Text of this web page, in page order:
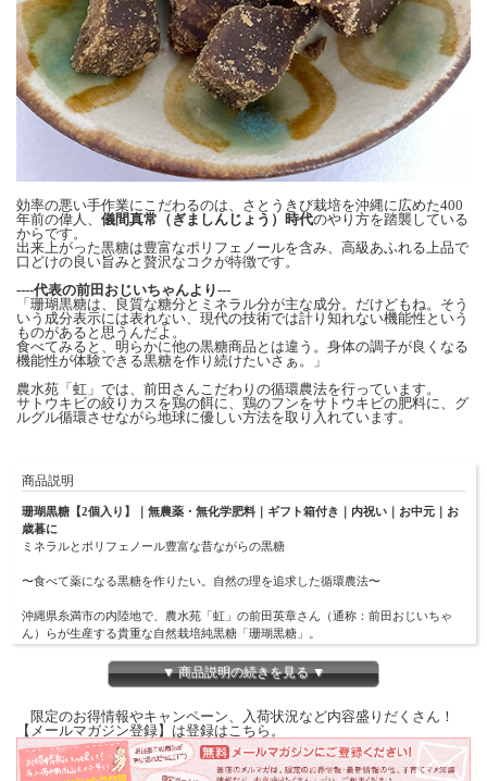
効率の悪い手作業にこだわるのは、さとうきび栽培を沖縄に広めた400
年前の偉人、 儀間真常（ぎましんじょう）時代のやり方を踏襲している
からです。
出来上がった黒糖は豊富なポリフェノールを含み、高級あふれる上品で
口どけの良い旨みと贅沢なコクが特徴です。
----代表の前田おじいちゃんより---
「珊瑚黒糖は、良質な糖分とミネラル分が主な成分。だけどもね。そう
いう成分表示には表れない、現代の技術では計り知れない機能性という
ものがあると思うんだよ。
食べてみると、明らかに他の黒糖商品とは違う。身体の調子が良くなる
機能性が体験できる黒糖を作り続けたいさぁ。」
農水苑「虹」では、前田さんこだわりの循環農法を行っています。
サトウキビの絞りカスを鶏の餌に、鶏のフンをサトウキビの肥料に、グ
ルグル循環させながら地球に優しい方法を取り入れています。
商品説明
珊瑚黒糖【2個入り】｜無農薬・無化学肥料｜ギフト箱付き｜内祝い｜お中元｜お
歳暮に
ミネラルとポリフェノール豊富な昔ながらの黒糖
〜食べて薬になる黒糖を作りたい。自然の理を追求した循環農法〜
沖縄県糸満市の内陸地で、農水苑「虹」の前田英章さん（通称：前田おじいちゃ
ん）らが生産する貴重な自然栽培純黒糖「珊瑚黒糖」。
石灰岩)を含んだ土壌で育ち、ミネラルを豊富に含んでいます。
ひと工程を丁寧に丁寧に生産しています。
このため、1日の生産量は30kgしか作れません。
収穫したさとうきび量の10%しか生産できないので、300kgのさとうきびからわず
か30kgの黒糖しか生産することができません。
▼ 商品説明の続きを見る ▼
限定のお得情報やキャンペーン、入荷状況など内容盛りだくさん！
【メールマガジン登録】は登録はこちら。